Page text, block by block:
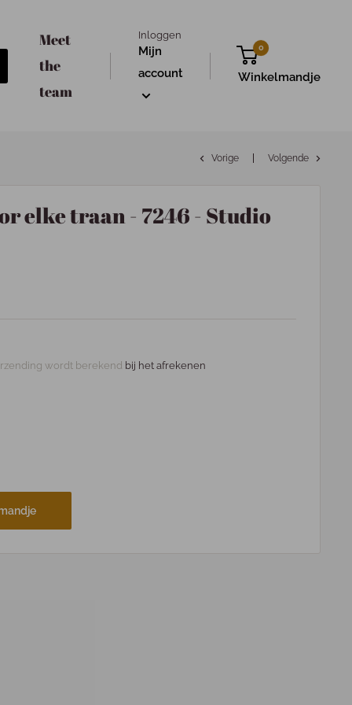
Meet
the
team
Inloggen
Mijn
account
0
Winkelmandje
Vorige Volgende
elke traan - 7246 - Studio
wordt berekend bij het afrekenen